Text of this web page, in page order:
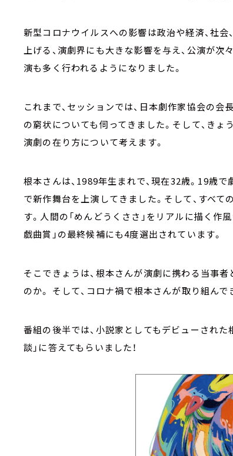
新型コロナウイルスへの影響は政治や経済、社会
上げる、演劇界にも大きな影響を与え、公演が
演も多く行われるようになりました。
これまで、セッションでは、日本劇作家協会の
の窮状についても伺ってきました。そして、きょ
演劇の在り方について考えます。
根本さんは、1989年生まれで、現在32歳。19歳で
で新作舞台を上演してきました。そして、すべて
す。人間の「めんどうくささ」をリアルに描く作
戯曲賞」の最終候補にも4度選出されています。
そこできょうは、根本さんが演劇に携わる当事
のか。 そして、コロナ禍で根本さんが取り組んで
番組の後半では、小説家としてもデビューされ
談」に答えてもらいました！